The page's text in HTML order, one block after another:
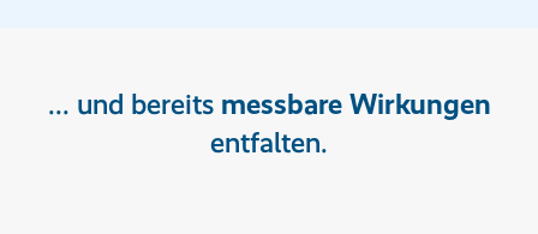
... und bereitsmessbare Wirkungen
entfalten.